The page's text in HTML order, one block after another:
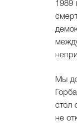
1989
Мы
стол
не